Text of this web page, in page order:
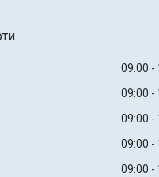
09:00
09:00
09:00
09:00
09:00